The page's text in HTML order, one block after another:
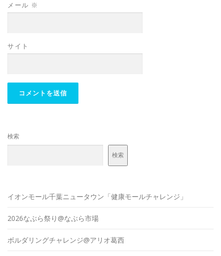
メール ※
サイト
検索
検索
イオンモール千葉ニュータウン「健康モールチャレンジ」
2026なぶら祭り@なぶら市場
ボルダリングチャレンジ@アリオ葛西